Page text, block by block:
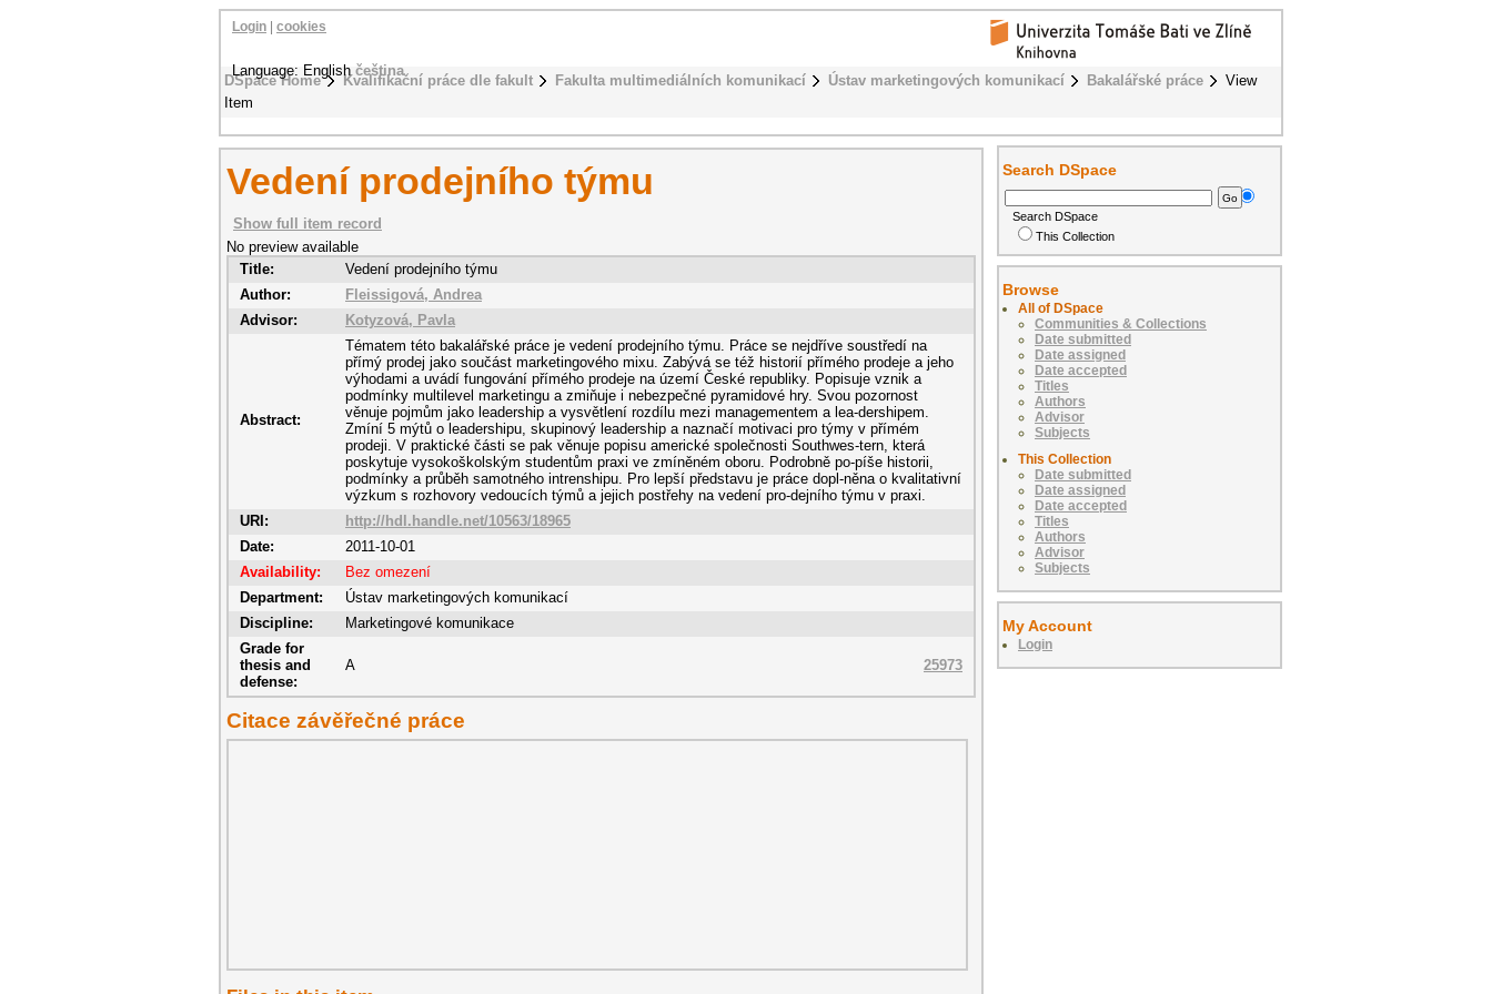
DSpace Home Kvalifikační práce dle fakult Fakulta multimediálních komunikací Ústav marketingových komunikací Bakalářské práce
View
Item
Login cookies
Language: Englishčeština
Vedení prodejního týmu
Show full item record
No preview available
Title:
Vedení prodejního týmu
Author:
Fleissigová, Andrea
Advisor:
Kotyzová, Pavla
Abstract:
Tématem této bakalářské práce je vedení prodejního týmu. Práce se nejdříve soustředí na
přímý prodej jako součást marketingového mixu. Zabývá se též historií přímého prodeje a jeho
výhodami a uvádí fungování přímého prodeje na území České republiky. Popisuje vznik a
podmínky multilevel marketingu a zmiňuje i nebezpečné pyramidové hry. Svou pozornost
věnuje pojmům jako leadership a vysvětlení rozdílu mezi managementem a lea-dershipem.
Zmíní 5 mýtů o leadershipu, skupinový leadership a naznačí motivaci pro týmy v přímém
prodeji. V praktické části se pak věnuje popisu americké společnosti Southwes-tern, která
poskytuje vysokoškolským studentům praxi ve zmíněném oboru. Podrobně po-píše historii,
podmínky a průběh samotného intrenshipu. Pro lepší představu je práce dopl-něna o kvalitativní
výzkum s rozhovory vedoucích týmů a jejich postřehy na vedení pro-dejního týmu v praxi.
URI:
http://hdl.handle.net/10563/18965
Date:
2011-10-01
Availability:
Bez omezení
Department:
Ústav marketingových komunikací
Discipline:
Marketingové komunikace
Grade for
thesis and
defense:
A 25973
Citace závěřečné práce
Search DSpace
Search DSpace
This Collection
Browse
All of DSpace
Communities & Collections
Date submitted
Date assigned
Date accepted
Titles
Authors
Advisor
Subjects
This Collection
Date submitted
Date assigned
Date accepted
Titles
Authors
Advisor
Subjects
My Account
Login